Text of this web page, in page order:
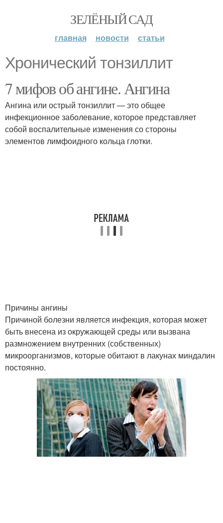
ЗЕЛЁНЫЙ САД
главная новости статьи
Хронический тонзиллит
7 мифов об ангине. Ангина
Ангина или острый тонзиллит — это общее
инфекционное заболевание, которое представляет
собой воспалительные изменения со стороны
элементов лимфоидного кольца глотки.
Причины ангины
Причиной болезни является инфекция, которая может
быть внесена из окружающей среды или вызвана
размножением внутренних (собственных)
микроорганизмов, которые обитают в лакунах миндалин
постоянно.